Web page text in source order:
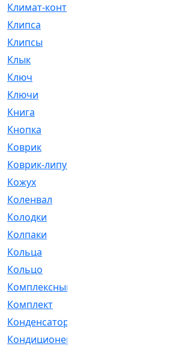
Климат-контроль
Клипса
Клипсы
Клык
Ключ
Ключи
Книга
Кнопка
Коврик
Коврик-липучка
Кожух
Коленвал
Колодки
Колпаки
Кольца
Кольцо
Комплексный
Комплект
Конденсатор
Кондиционер